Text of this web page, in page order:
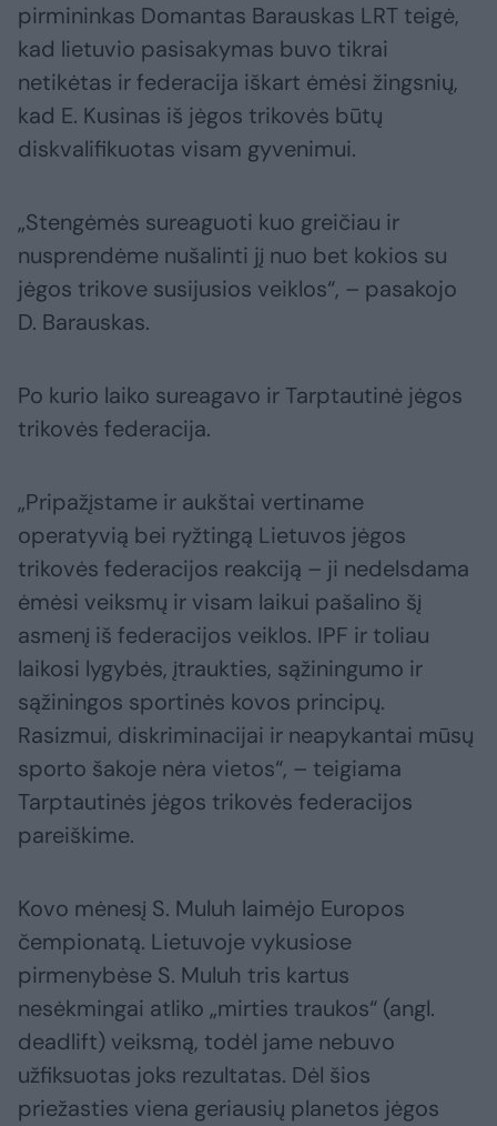
pirmininkas Domantas Barauskas LRT teigė,
kad lietuvio pasisakymas buvo tikrai
netikėtas ir federacija iškart ėmėsi žingsnių,
kad E. Kusinas iš jėgos trikovės būtų
diskvalifikuotas visam gyvenimui.
„Stengėmės sureaguoti kuo greičiau ir
nusprendėme nušalinti jį nuo bet kokios su
jėgos trikove susijusios veiklos“, – pasakojo
D. Barauskas.
Po kurio laiko sureagavo ir Tarptautinė jėgos
trikovės federacija.
„Pripažįstame ir aukštai vertiname
operatyvią bei ryžtingą Lietuvos jėgos
trikovės federacijos reakciją – ji nedelsdama
ėmėsi veiksmų ir visam laikui pašalino šį
asmenį iš federacijos veiklos. IPF ir toliau
laikosi lygybės, įtraukties, sąžiningumo ir
sąžiningos sportinės kovos principų.
Rasizmui, diskriminacijai ir neapykantai mūsų
sporto šakoje nėra vietos“, – teigiama
Tarptautinės jėgos trikovės federacijos
pareiškime.
Kovo mėnesį S. Muluh laimėjo Europos
čempionatą. Lietuvoje vykusiose
pirmenybėse S. Muluh tris kartus
nesėkmingai atliko „mirties traukos“ (angl.
deadlift) veiksmą, todėl jame nebuvo
užfiksuotas joks rezultatas. Dėl šios
priežasties viena geriausių planetos jėgos